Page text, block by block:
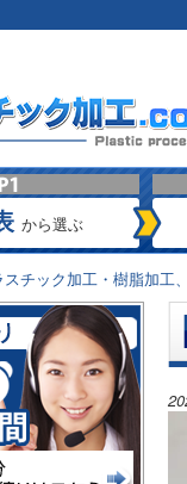
から選ぶ
チック加工・樹脂加